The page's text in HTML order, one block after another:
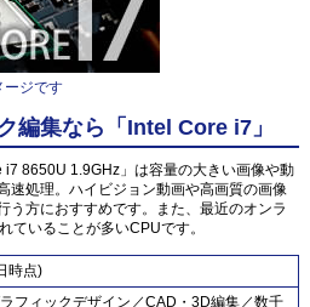
ジです
編集なら「Intel Core i7」
i7 8650U 1.9GHz」は容量の大きい画像や動
速処理。ハイビジョン動画や高画質の画像
う方におすすめです。また、最近のオンラ
ていることが多いCPUです。
時点)
フィックデザイン／CAD・3D編集／数千